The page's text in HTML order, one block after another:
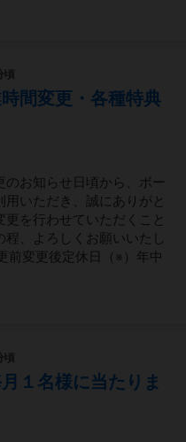
間変更・各種特典
のお知らせ日頃から、ボー
用いただき、誠にありがと
を行わせていただくこと
、よろしくお願いいたし
前変更後定休日（※）年中
１名様に当たりま